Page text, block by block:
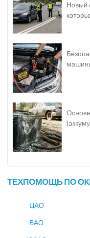
Новый
ТЕХПОМОЩЬ ПО
ЦАО
ВАО